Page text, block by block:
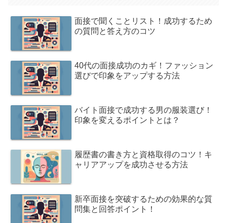
面接で聞くことリスト！成功するため
の質問と答え方のコツ
40代の面接成功のカギ！ファッション
選びで印象をアップする方法
バイト面接で成功する男の服装選び！
印象を変えるポイントとは？
履歴書の書き方と資格取得のコツ！キ
ャリアアップを成功させる方法
新卒面接を突破するための効果的な質
問集と回答ポイント！